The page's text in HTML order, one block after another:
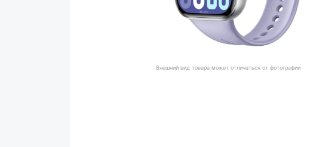
Внешний вид товара может отличаться от фотографии